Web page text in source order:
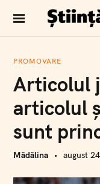
e
PROMOVARE
Articolul
articolul
sunt
Mădălina august